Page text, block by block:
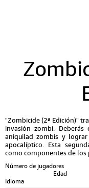
"Zombicide (2ª Edición)"
invasión zombi.
aniquilad zombis y
apocalíptico. Esta
como componentes de los
Número de jugadores
Edad
Idioma